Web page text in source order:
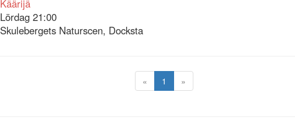
Käärijä
Lördag 21:00
Skulebergets Naturscen, Docksta
« 1 »